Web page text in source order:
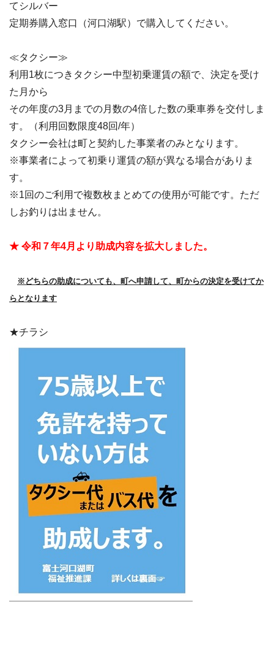
てシルバー
定期券購入窓口（河口湖駅）で購入してください。
≪タクシー≫
利用1枚につきタクシー中型初乗運賃の額で、決定を受け
た月から
その年度の3月までの月数の4倍した数の乗車券を交付しま
す。（利用回数限度48回/年）
タクシー会社は町と契約した事業者のみとなります。
※事業者によって初乗り運賃の額が異なる場合がありま
す。
※1回のご利用で複数枚まとめての使用が可能です。ただ
しお釣りは出ません。
★ 令和７年4月より助成内容を拡大しました。
※どちらの助成についても、町へ申請して、町からの決定を受けてか
らとなります
★チラシ